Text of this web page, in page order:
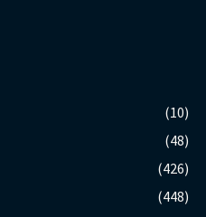
(10)
(48)
(426)
(448)